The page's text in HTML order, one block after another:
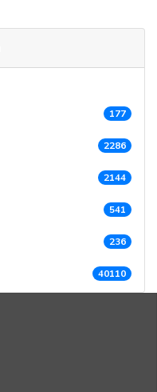
177
2286
2144
541
236
40110